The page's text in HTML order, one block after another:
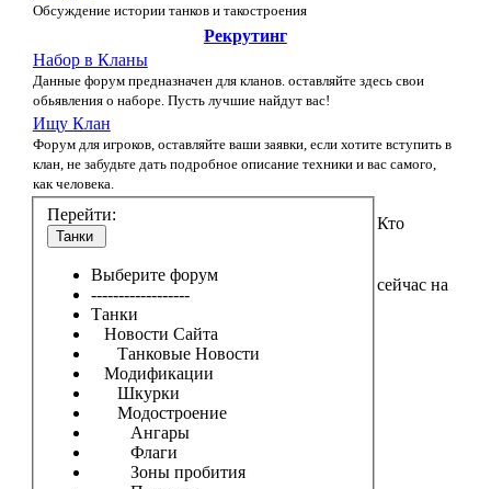
Обсуждение истории танков и такостроения
Рекрутинг
Набор в Кланы
Данные форум предназначен для кланов. оставляйте здесь свои
обьявления о наборе. Пусть лучшие найдут вас!
Ищу Клан
Форум для игроков, оставляйте ваши заявки, если хотите вступить в
клан, не забудьте дать подробное описание техники и вас самого,
как человека.
Перейти:
Танки
Выберите форум
------------------
Танки
Новости Сайта
Танковые Новости
Модификации
Шкурки
Модостроение
Ангары
Флаги
Зоны пробития
Кто
сейчас на